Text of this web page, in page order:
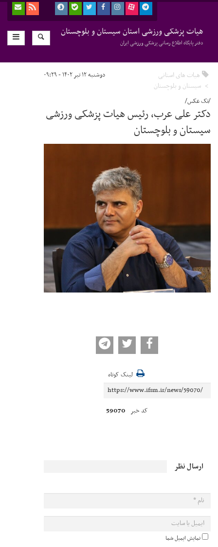
هیات پزشکی ورزشی استان سیستان و بلوچستان
دفتر پایگاه اطلاع رسانی پزشکی ورزشی ایران
هیات های استانی
سیستان و بلوچستان
دوشنبه ۱۲ تیر ۱۴۰۲ - ۰۹:۲۹
/تک عکس/
دکتر علی عرب، رئیس هیات پزشکی ورزشی
سیستان و بلوچستان
لینک کوتاه
کد خبر 59070
ارسال نظر
نمایش ایمیل شما